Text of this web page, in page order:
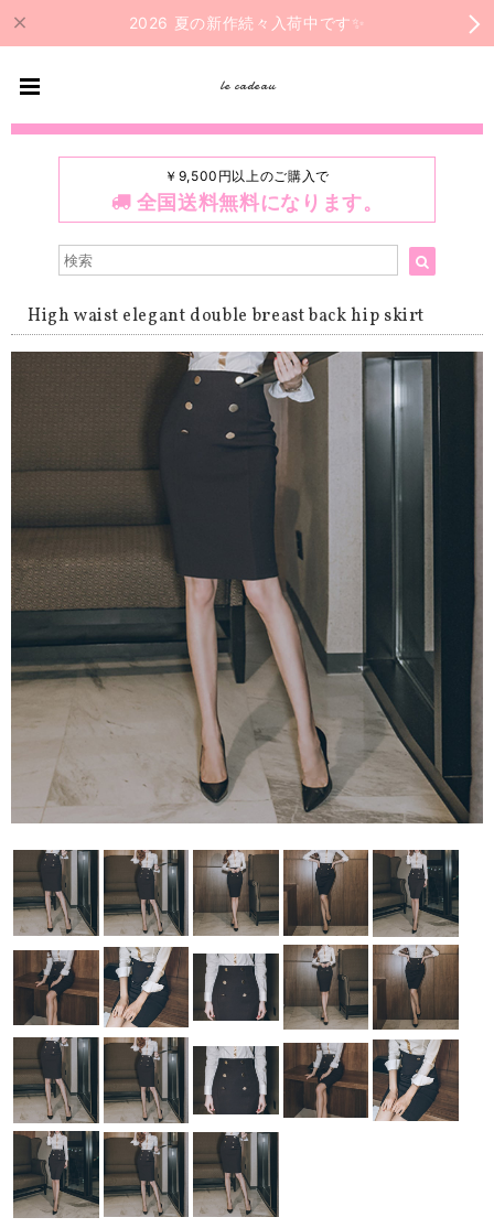
2026 夏の新作続々入荷中です✨
le cadeau
￥9,500円以上のご購入で
全国送料無料になります。
High waist elegant double breast back hip skirt